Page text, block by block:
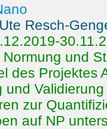
Resch-
und
des Projektes
und
zur
auf NP